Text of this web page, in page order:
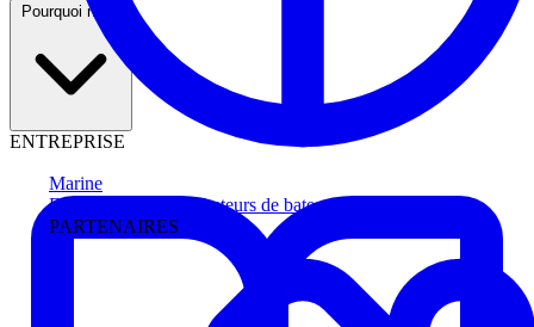
Marine
Faites avancer les acheteurs de bateau
PARTENAIRES
Pourquoi nous
ENTREPRISE